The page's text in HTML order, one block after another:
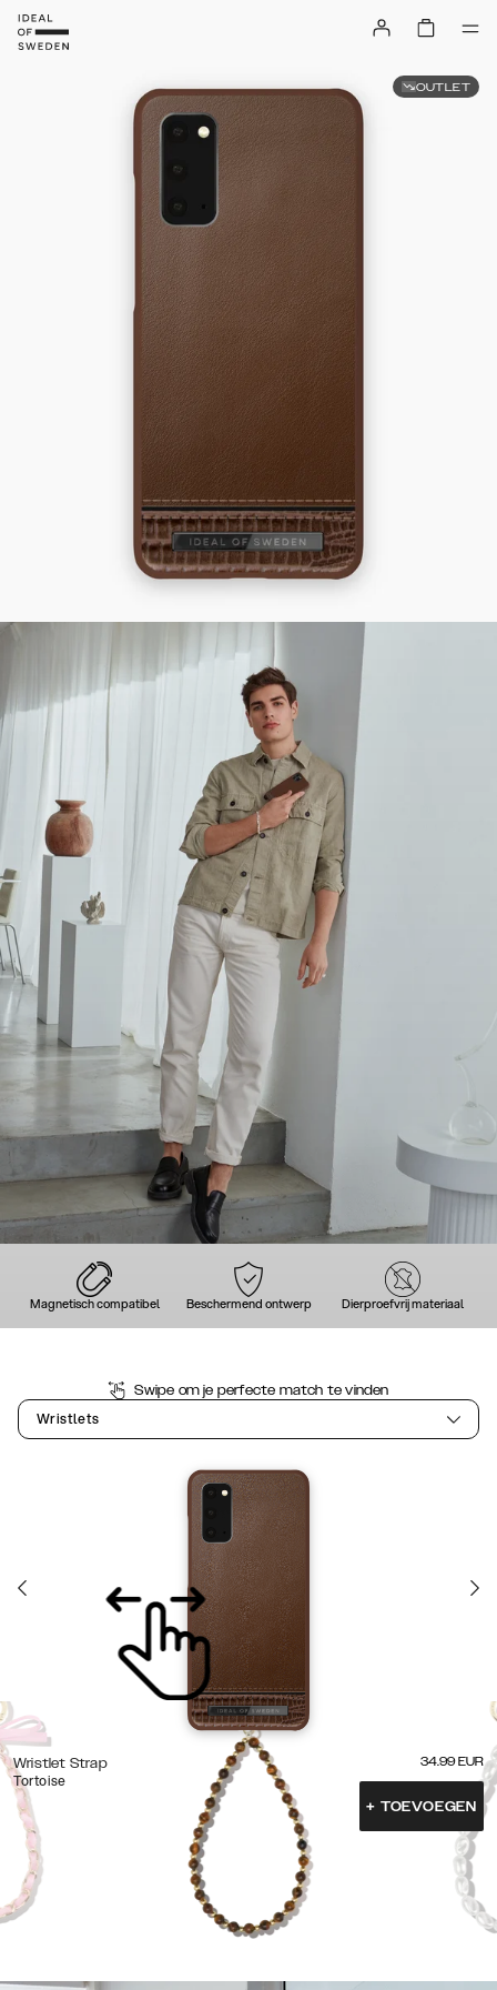
Magnetisch compatibel Beschermend ontwerp Dierproefvrij materiaal
Swipe om je perfecte match te vinden
Wristlets
Wristlet Strap
Tortoise
34.99 EUR
+ TOEVOEGEN
OUTLET